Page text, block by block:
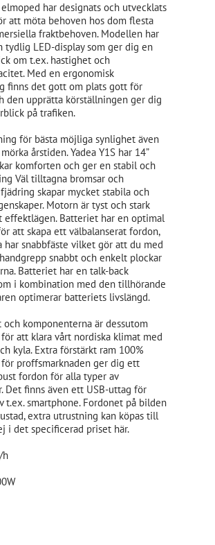
elmoped har designats och utvecklats
att möta behoven hos dom flesta
fraktbehoven. Modellen har
tydlig LED-display som ger dig en
om t.ex. hastighet och
Med en ergonomisk
finns det gott om plats gott för
den upprätta körställningen ger dig
på trafiken.
för bästa möjliga synlighet även
årstiden. Yadea Y1S har 14”
komforten och ger en stabil och
Väl tilltagna bromsar och
skapar mycket stabila och
Motorn är tyst och stark
effektlägen. Batteriet har en optimal
att skapa ett välbalanserat fordon,
har snabbfäste vilket gör att du med
snabbt och enkelt plockar
Batteriet har en talk-back
i kombination med den tillhörande
optimerar batteriets livslängd.
och komponenterna är dessutom
att klara vårt nordiska klimat med
kyla. Extra förstärkt ram 100%
proffsmarknaden ger dig ett
fordon för alla typer av
Det finns även ett USB-uttag för
t.ex. smartphone. Fordonet på bilden
extra utrustning kan köpas till
i det specificerad priset här.
h